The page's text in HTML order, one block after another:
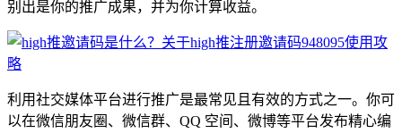
别出是你的推广成果，并为你计算收益。
利用社交媒体平台进行推广是最常见且有效的方式之一。你可
以在微信朋友圈、微信群、QQ 空间、微博等平台发布精心编